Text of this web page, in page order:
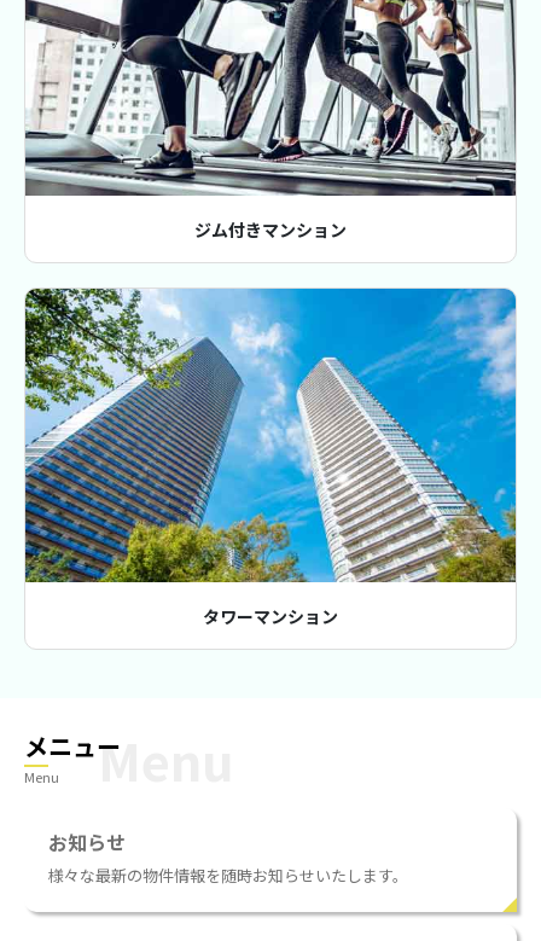
ジム付きマンション
タワーマンション
メニュー
Menu
お知らせ
様々な最新の物件情報を随時お知らせいたします。